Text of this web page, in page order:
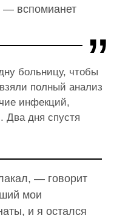
— вспомианет
больницу, чтобы
полный анализ
инфекций,
Два дня спустя
— говорит
мои
и я остался